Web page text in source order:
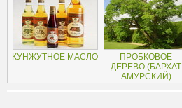
КУНЖУТНОЕ МАСЛО
ПРОБКОВОЕ
ДЕРЕВО (БАРХАТ
АМУРСКИЙ)